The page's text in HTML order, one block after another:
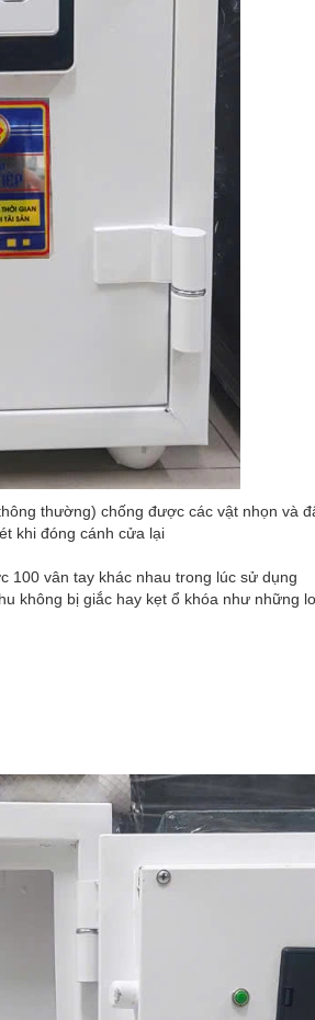
thường) chống được các vật nhọn và
khi đóng cánh cửa lại
100 vân tay khác nhau trong lúc sử dụng
không bị giắc hay kẹt ổ khóa như những